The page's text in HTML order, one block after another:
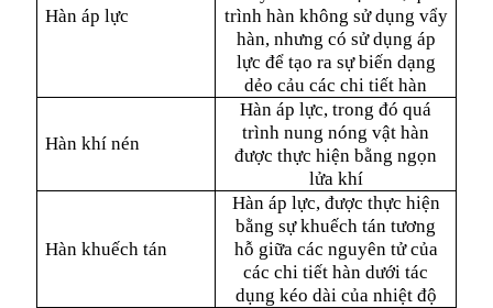
Hàn áp lực
trình hàn không sử dụng vẩy
hàn, nhưng có sử dụng áp
lực để tạo ra sự biến dạng
dẻo cảu các chi tiết hàn
Hàn khí nén
Hàn áp lực, trong đó quá
trình nung nóng vật hàn
được thực hiện bằng ngọn
lửa khí
Hàn khuếch tán
Hàn áp lực, được thực hiện
bằng sự khuếch tán tương
hỗ giữa các nguyên tử của
các chi tiết hàn dưới tác
dụng kéo dài của nhiệt độ